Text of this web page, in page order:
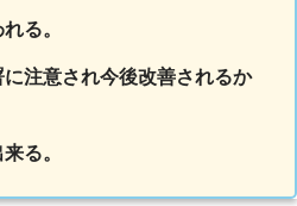
る。
注意され今後改善されるか
る。